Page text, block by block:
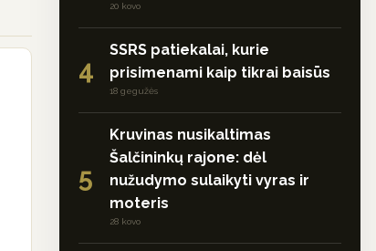
20 kovo
4
SSRS patiekalai, kurie
prisimenami kaip tikrai baisūs
18 gegužės
5
Kruvinas nusikaltimas
Šalčininkų rajone: dėl
nužudymo sulaikyti vyras ir
moteris
28 kovo